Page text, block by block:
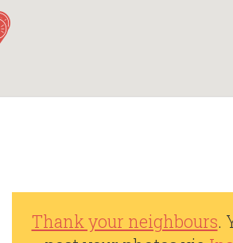
Thank your neighbours.